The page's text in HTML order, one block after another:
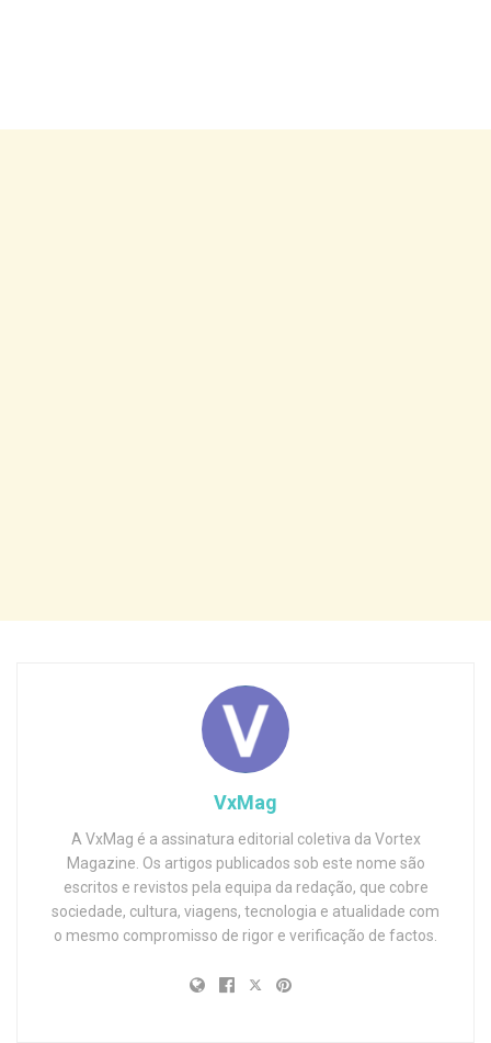
VxMag
A VxMag é a assinatura editorial coletiva da Vortex
Magazine. Os artigos publicados sob este nome são
escritos e revistos pela equipa da redação, que cobre
sociedade, cultura, viagens, tecnologia e atualidade com
o mesmo compromisso de rigor e verificação de factos.